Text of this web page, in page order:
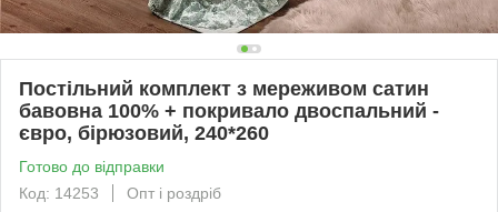
Постільний комплект з мереживом сатин
бавовна 100% + покривало двоспальний -
євро, бірюзовий, 240*260
Готово до відправки
Код: 14253
Опт і роздріб